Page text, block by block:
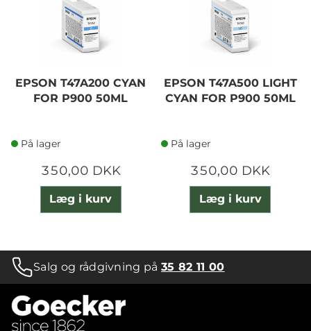
EPSON T47A200 CYAN
FOR P900 50ML
På lager
350,00 DKK
Læg i kurv
EPSON T47A500 LIGHT
CYAN FOR P900 50ML
På lager
350,00 DKK
Læg i kurv
Salg og rådgivning på35 82 11 00